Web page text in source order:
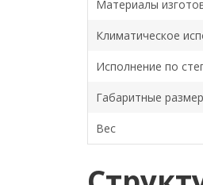
Материалы
Климатическое
Исполнение по
Габаритные
Вес